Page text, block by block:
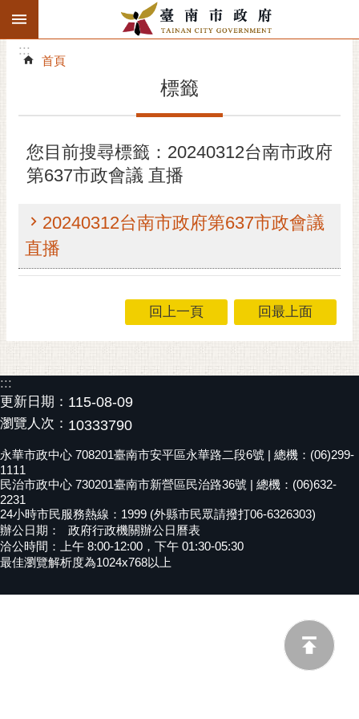
跳到主要內容區塊
搜
階
精彩府城
市府動態
市府團隊
主題服務
市民互動
黃
偉
哲
螢
光
花
泉
桐
花
祭
:::
:::
首頁
標籤
您目前搜尋標籤：20240312台南市政府
第637市政會議 直播
20240312台南市政府第637市政會議
直播
回上一頁 回最上面
:::
更新日期： 115-08-09
瀏覽人次： 10333790
永華市政中心 708201臺南市安平區永華路二段6號 | 總機：(06)299-
1111
民治市政中心 730201臺南市新營區民治路36號 | 總機：(06)632-
2231
24小時市民服務熱線：1999 (外縣市民眾請撥打06-6326303)
辦公日期：
政府行政機關辦公日曆表
洽公時間：上午 8:00-12:00，下午 01:30-05:30
最佳瀏覽解析度為1024x768以上